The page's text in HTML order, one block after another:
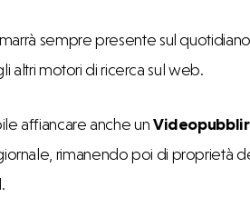
sempre presente sul
altri motori di ricerca sul web.
affiancare anche un
rimanendo poi di proprietà